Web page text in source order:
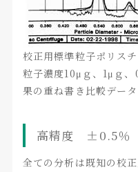
校正用標準粒子ポリス
粒子濃度10μｇ、1μｇ
果の重ね書き比較データ
高精度 ±0.5％
全ての分析は既知の校